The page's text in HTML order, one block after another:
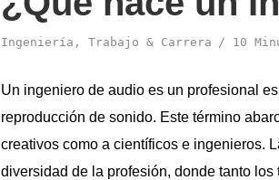
Ingeniería , Trabajo & Carrera 10
Un ingeniero de audio es un profesional
reproducción de sonido. Este término
creativos como a científicos e ingenieros.
diversidad de la profesión, donde tanto los